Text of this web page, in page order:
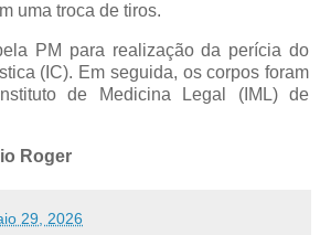
uma troca de tiros.
PM para realização da perícia do
(IC). Em seguida, os corpos foram
de Medicina Legal (IML) de
Roger
29, 2026